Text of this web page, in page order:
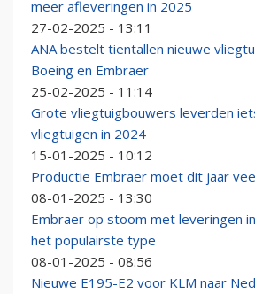
meer afleveringen in 2025
27-02-2025 - 13:11
ANA bestelt tientallen nieuwe
Boeing en Embraer
25-02-2025 - 11:14
Grote vliegtuigbouwers leverden
vliegtuigen in 2024
15-01-2025 - 10:12
Productie Embraer moet dit jaar
08-01-2025 - 13:30
Embraer op stoom met leveringen
het populairste type
08-01-2025 - 08:56
Nieuwe E195-E2 voor KLM naar